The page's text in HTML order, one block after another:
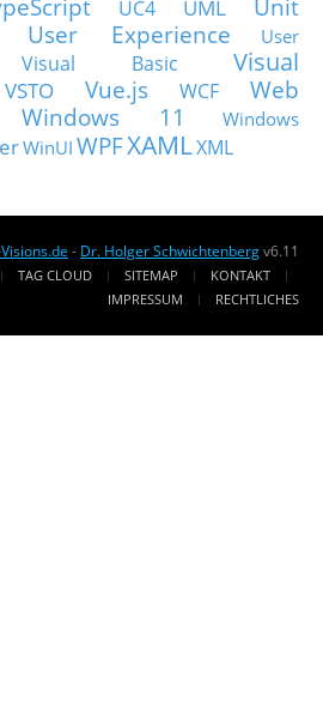
UC4 UML
Unit
User Experience
User
Visual Basic
Visual
VSTO Vue.js WCF
Web
Windows 11
Windows
WinUI WPFXAMLXML
- Dr. Holger Schwichtenbergv6.11
TAG CLOUD SITEMAP
KONTAKT
IMPRESSUM
RECHTLICHES